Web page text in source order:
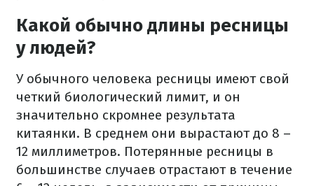
Какой обычно длины ресницы
у людей?
У обычного человека ресницы имеют свой
четкий биологический лимит, и он
значительно скромнее результата
китаянки. В среднем они вырастают до 8 –
12 миллиметров. Потерянные ресницы в
большинстве случаев отрастают в течение